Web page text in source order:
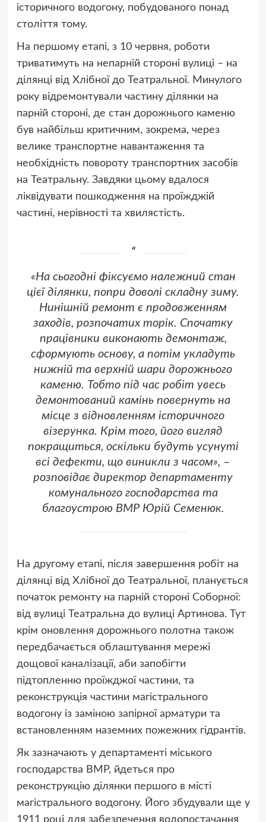
історичного водогону, побудованого понад
століття тому.
На першому етапі, з 10 червня, роботи
триватимуть на непарній стороні вулиці – на
ділянці від Хлібної до Театральної. Минулого
року відремонтували частину ділянки на
парній стороні, де стан дорожнього каменю
був найбільш критичним, зокрема, через
велике транспортне навантаження та
необхідність повороту транспортних засобів
на Театральну. Завдяки цьому вдалося
ліквідувати пошкодження на проїжджій
частині, нерівності та хвилястість.
«На сьогодні фіксуємо належний стан
цієї ділянки, попри доволі складну зиму.
Нинішній ремонт є продовженням
заходів, розпочатих торік. Спочатку
працівники виконають демонтаж,
сформують основу, а потім укладуть
нижній та верхній шари дорожнього
каменю. Тобто під час робіт увесь
демонтований камінь повернуть на
місце з відновленням історичного
візерунка. Крім того, його вигляд
покращиться, оскільки будуть усунуті
всі дефекти, що виникли з часом», –
розповідає директор департаменту
комунального господарства та
благоустрою ВМР Юрій Семенюк.
На другому етапі, після завершення робіт на
ділянці від Хлібної до Театральної, планується
початок ремонту на парній стороні Соборної:
від вулиці Театральна до вулиці Артинова. Тут
крім оновлення дорожнього полотна також
передбачається облаштування мережі
дощової каналізації, аби запобігти
підтопленню проїжджої частини, та
реконструкція частини магістрального
водогону із заміною запірної арматури та
встановленням наземних пожежних гідрантів.
Як зазначають у департаменті міського
господарства ВМР, йдеться про
реконструкцію ділянки першого в місті
магістрального водогону. Його збудували ще у
1911 році для забезпечення водопостачання